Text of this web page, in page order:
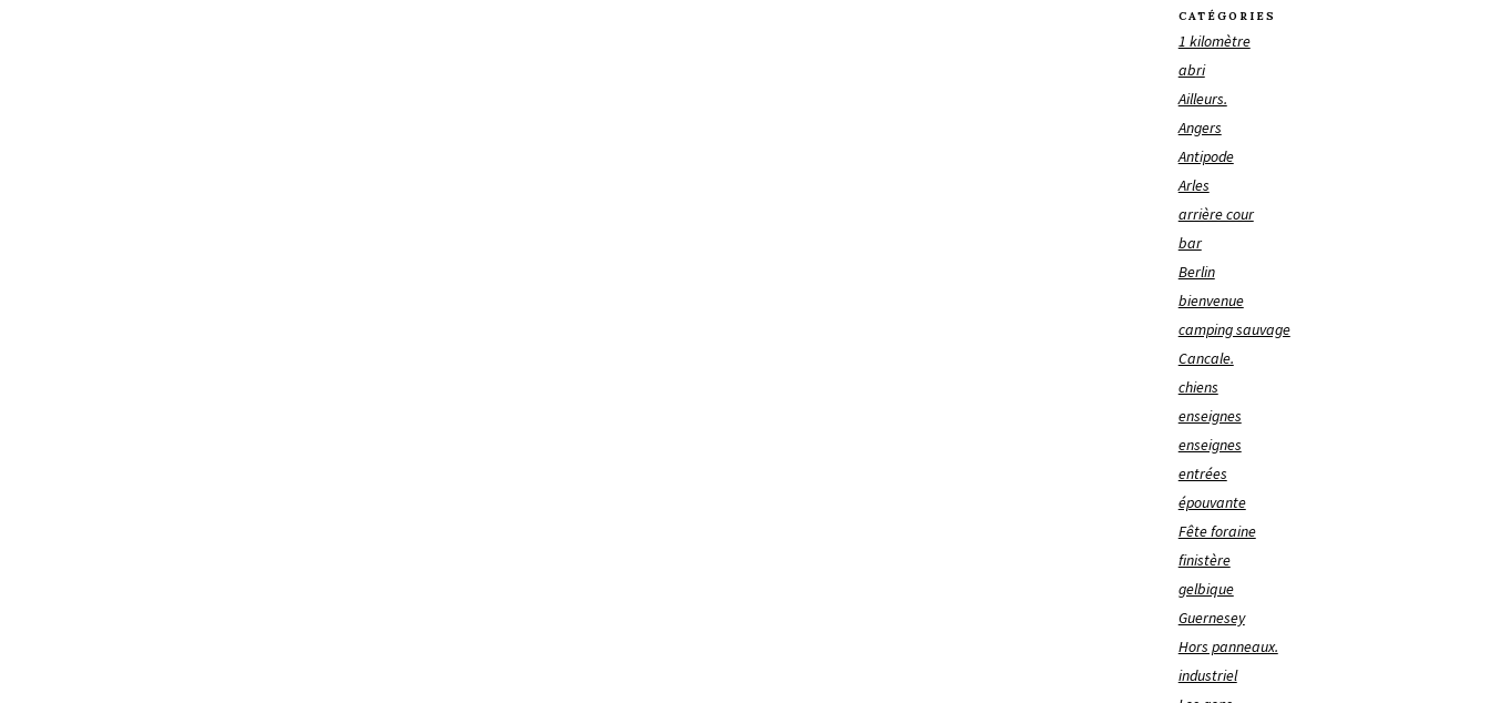
CATÉGORIES
1 kilomètre
abri
Ailleurs.
Angers
Antipode
Arles
arrière cour
bar
Berlin
bienvenue
camping sauvage
Cancale.
chiens
enseignes
enseignes
entrées
épouvante
Fête foraine
finistère
gelbique
Guernesey
Hors panneaux.
industriel